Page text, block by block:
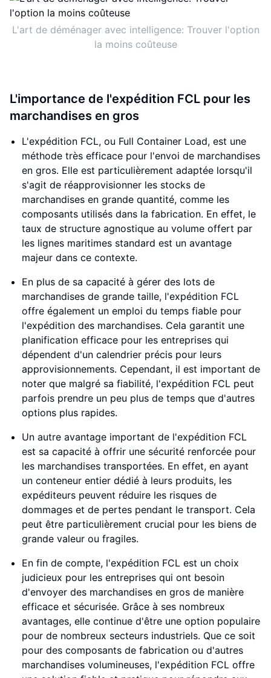
L'art de déménager avec intelligence: Trouver l'option
la moins coûteuse
L'importance de l'expédition FCL pour les
marchandises en gros
L'expédition FCL, ou Full Container Load, est une
méthode très efficace pour l'envoi de marchandises
en gros. Elle est particulièrement adaptée lorsqu'il
s'agit de réapprovisionner les stocks de
marchandises en grande quantité, comme les
composants utilisés dans la fabrication. En effet, le
taux de structure agnostique au volume offert par
les lignes maritimes standard est un avantage
majeur dans ce contexte.
En plus de sa capacité à gérer des lots de
marchandises de grande taille, l'expédition FCL
offre également un emploi du temps fiable pour
l'expédition des marchandises. Cela garantit une
planification efficace pour les entreprises qui
dépendent d'un calendrier précis pour leurs
approvisionnements. Cependant, il est important de
noter que malgré sa fiabilité, l'expédition FCL peut
parfois prendre un peu plus de temps que d'autres
options plus rapides.
Un autre avantage important de l'expédition FCL
est sa capacité à offrir une sécurité renforcée pour
les marchandises transportées. En effet, en ayant
un conteneur entier dédié à leurs produits, les
expéditeurs peuvent réduire les risques de
dommages et de pertes pendant le transport. Cela
peut être particulièrement crucial pour les biens de
grande valeur ou fragiles.
En fin de compte, l'expédition FCL est un choix
judicieux pour les entreprises qui ont besoin
d'envoyer des marchandises en gros de manière
efficace et sécurisée. Grâce à ses nombreux
avantages, elle continue d'être une option populaire
pour de nombreux secteurs industriels. Que ce soit
pour des composants de fabrication ou d'autres
marchandises volumineuses, l'expédition FCL offre